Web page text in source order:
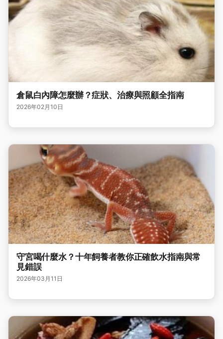
倉鼠白內障怎麼辦？症狀、治療與照顧全指南
2026年02月10日
守宮喝什麼水？十年飼養者教你正確飲水指南與常
見錯誤
2026年03月11日